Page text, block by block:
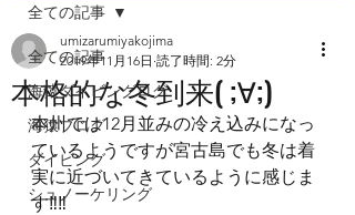
全ての記事
海猿ダイビングログ
海猿ブログ
ダイビング
シュノーケリング
全ての記事
本格的な冬到来( ;∀;)
umizarumiyakojima
2019年11月16日 読了時間: 2分
本州では12月並みの冷え込みになっ
ているようですが宮古島でも冬は着
実に近づいてきているように感じま
す‼‼